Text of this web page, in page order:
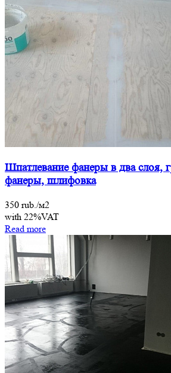
Шпатлевание фанеры в два слоя,
фанеры, шлифовка
350 rub./м2
with 22%VAT
Read more